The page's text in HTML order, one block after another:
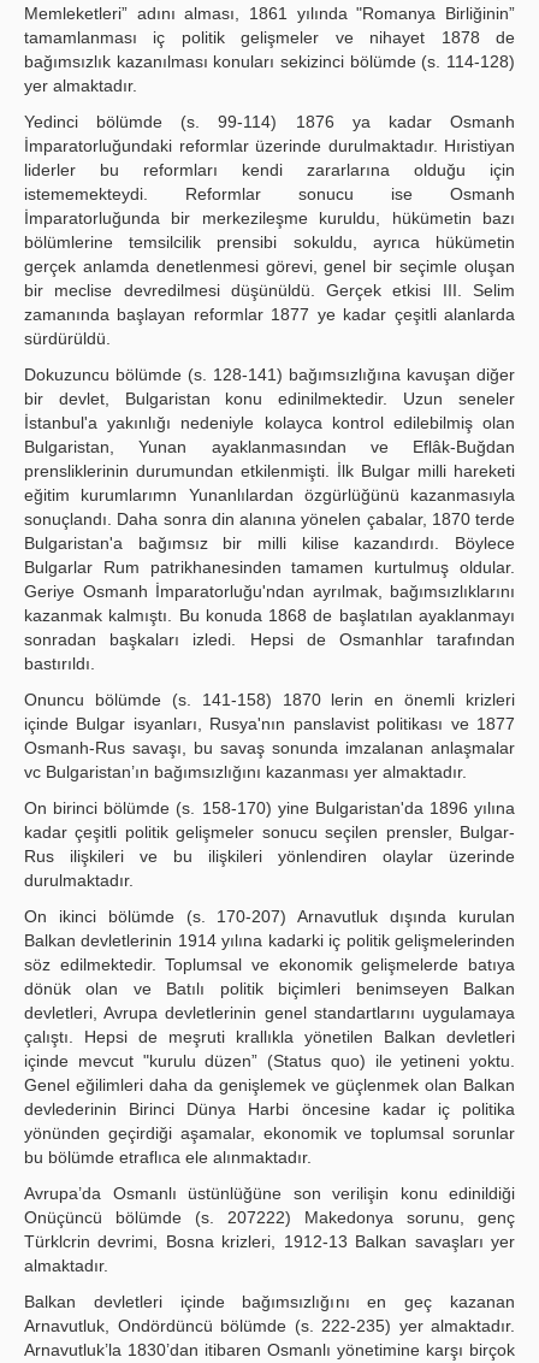
Memleketleri” adını alması, 1861 yılında "Romanya Birliğinin”
tamamlanması iç politik gelişmeler ve nihayet 1878 de
bağımsızlık kazanılması konuları sekizinci bölümde (s. 114-128)
yer almaktadır.
Yedinci bölümde (s. 99-114) 1876 ya kadar Osmanh
İmparatorluğundaki reformlar üzerinde durulmaktadır. Hıristiyan
liderler bu reformları kendi zararlarına olduğu için
istememekteydi. Reformlar sonucu ise Osmanh
İmparatorluğunda bir merkezileşme kuruldu, hükümetin bazı
bölümlerine temsilcilik prensibi sokuldu, ayrıca hükümetin
gerçek anlamda denetlenmesi görevi, genel bir seçimle oluşan
bir meclise devredilmesi düşünüldü. Gerçek etkisi III. Selim
zamanında başlayan reformlar 1877 ye kadar çeşitli alanlarda
sürdürüldü.
Dokuzuncu bölümde (s. 128-141) bağımsızlığına kavuşan diğer
bir devlet, Bulgaristan konu edinilmektedir. Uzun seneler
İstanbul'a yakınlığı nedeniyle kolayca kontrol edilebilmiş olan
Bulgaristan, Yunan ayaklanmasından ve Eflâk-Buğdan
prensliklerinin durumundan etkilenmişti. İlk Bulgar milli hareketi
eğitim kurumlarımn Yunanlılardan özgürlüğünü kazanmasıyla
sonuçlandı. Daha sonra din alanına yönelen çabalar, 1870 terde
Bulgaristan'a bağımsız bir milli kilise kazandırdı. Böylece
Bulgarlar Rum patrikhanesinden tamamen kurtulmuş oldular.
Geriye Osmanh İmparatorluğu'ndan ayrılmak, bağımsızlıklarını
kazan­mak kalmıştı. Bu konuda 1868 de başlatılan ayaklanmayı
sonradan başkaları izledi. Hepsi de Osmanhlar tarafından
bastırıldı.
Onuncu bölümde (s. 141-158) 1870 lerin en önemli krizleri
içinde Bulgar isyanları, Rusya'nın panslavist politikası ve 1877
Osmanh-Rus savaşı, bu savaş sonunda imzalanan anlaşmalar
vc Bulgaristan’ın bağımsızlığını kazanması yer almaktadır.
On birinci bölümde (s. 158-170) yine Bulgaristan'da 1896 yılına
kadar çeşitli politik gelişmeler sonucu seçilen prensler, Bulgar-
Rus ilişkileri ve bu ilişkileri yönlendiren olaylar üzerinde
durulmaktadır.
On ikinci bölümde (s. 170-207) Arnavutluk dışında kurulan
Balkan devletlerinin 1914 yılına kadarki iç politik gelişmelerinden
söz edilmektedir. Toplumsal ve ekonomik gelişmelerde batıya
dönük olan ve Batılı politik biçimleri benimseyen Balkan
devletleri, Avrupa devletlerinin genel standartlarını uygulamaya
çalıştı. Hepsi de meşruti krallıkla yönetilen Balkan devletleri
içinde mevcut "kurulu düzen” (Status quo) ile yetineni yoktu.
Genel eğilimleri daha da genişlemek ve güçlenmek olan Balkan
devlederinin Birinci Dünya Harbi öncesine kadar iç politika
yönünden geçirdiği aşamalar, ekonomik ve toplumsal sorunlar
bu bölümde etraflıca ele alınmaktadır.
Avrupa’da Osmanlı üstünlüğüne son verilişin konu edinildiği
Onüçüncü bölümde (s. 207­222) Makedonya sorunu, genç
Türklcrin devrimi, Bosna krizleri, 1912-13 Balkan savaşları yer
almaktadır.
Balkan devletleri içinde bağımsızlığını en geç kazanan
Arnavutluk, Ondördüncü bölümde (s. 222-235) yer almaktadır.
Arnavutluk’la 1830’dan itibaren Osmanlı yönetimine karşı birçok